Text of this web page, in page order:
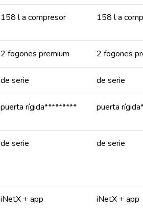
158 l a compresor 158 l a
2 fogones premium 2 fogones
de serie de serie
puerta rígida********* puerta
de serie de serie
iNetX + app iNetX + app